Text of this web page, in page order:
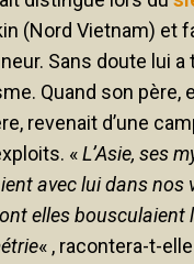
(Nord Vietnam) et
Sans doute lui
Quand son père,
revenait d’une
«L’Asie, ses
avec lui dans nos
elles bousculaient
« , racontera-t-